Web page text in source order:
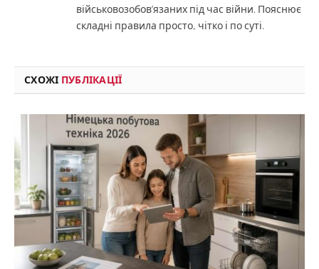
військовозобов’язаних під час війни. Пояснює
складні правила просто, чітко і по суті.
СХОЖІ ПУБЛІКАЦІЇ